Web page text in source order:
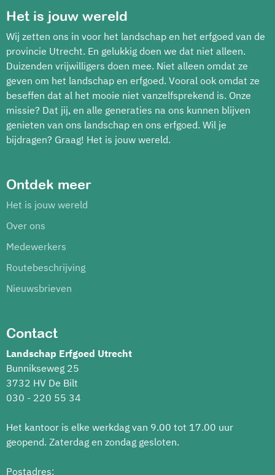
Het is jouw wereld
Wij zetten ons in voor het landschap en het erfgoed van de
provincie Utrecht. En gelukkig doen we dat niet alleen.
Duizenden vrijwilligers doen mee. Niet alleen omdat ze
geven om het landschap en erfgoed. Vooral ook omdat ze
beseffen dat al het mooie niet vanzelfsprekend is. Onze
missie? Dat jij, en alle generaties na ons kunnen blijven
genieten van ons landschap en ons erfgoed. Wil je
bijdragen? Graag! Het is jouw wereld.
Ontdek meer
Het is jouw wereld
Over ons
Medewerkers
Routebeschrijving
Nieuwsbrieven
Contact
Landschap Erfgoed Utrecht
Bunnikseweg 25
3732 HV De Bilt
030 - 220 55 34
Het kantoor is elke werkdag van 9.00 tot 17.00 uur
geopend. Zaterdag en zondag gesloten.
Postadres: